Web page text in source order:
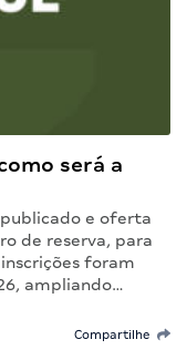
será a
e oferta
de reserva, para
foram
ampliando…
Compartilhe